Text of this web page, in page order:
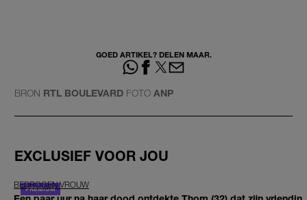
GOED ARTIKEL? DELEN MAAR.
BRON RTL BOULEVARD FOTO ANP
EXCLUSIEF VOOR JOU
BEDROGEN VROUW